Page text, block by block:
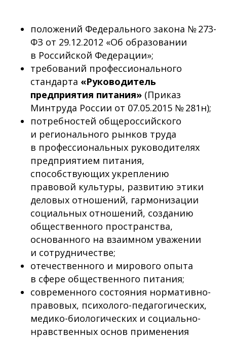
положений Федерального закона № 273-
ФЗ от 29.12.2012 «Об образовании
в Российской Федерации»;
требований профессионального
стандарта «Руководитель
предприятия питания» (Приказ
Минтруда России от 07.05.2015 № 281н);
потребностей общероссийского
и регионального рынков труда
в профессиональных руководителях
предприятием питания,
способствующих укреплению
правовой культуры, развитию этики
деловых отношений, гармонизации
социальных отношений, созданию
общественного пространства,
основанного на взаимном уважении
и сотрудничестве;
отечественного и мирового опыта
в сфере общественного питания;
современного состояния нормативно-
правовых, психолого-педагогических,
медико-биологических и социально-
нравственных основ применения